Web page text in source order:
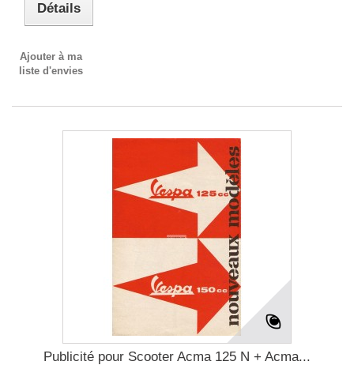
Détails
Ajouter à ma
liste d'envies
Publicité pour Scooter Acma 125 N + Acma...